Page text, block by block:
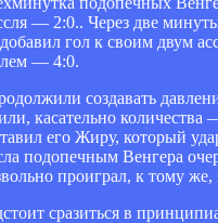
— 2:0.. Через две
гол к своим двум
— 4:0.
создавать
касательно
его Жиру, который
подопечным Венгера
проиграл, к тому
сразиться в